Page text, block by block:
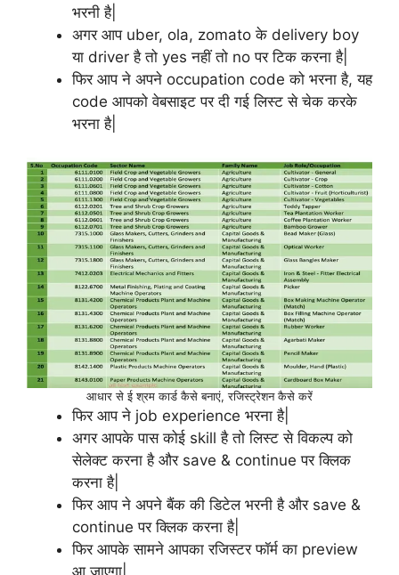
भरनी है|
अगर आप uber, ola, zomato के delivery boy
या driver है तो yes नहीं तो no पर टिक करना है|
फिर आप ने अपने occupation code को भरना है, यह
code आपको वेबसाइट पर दी गई लिस्ट से चेक करके
भरना है|
आधार से ई श्रम कार्ड कैसे बनाएं, रजिस्ट्रेशन कैसे करें
फिर आप ने job experience भरना है|
अगर आपके पास कोई skill है तो लिस्ट से विकल्प को
सेलेक्ट करना है और save & continue पर क्लिक
करना है|
फिर आप ने अपने बैंक की डिटेल भरनी है और save &
continue पर क्लिक करना है|
फिर आपके सामने आपका रजिस्टर फॉर्म का preview